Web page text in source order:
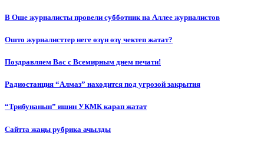
В Оше журналисты провели субботник на Аллее журналистов
Ошто журналисттер неге өзүн өзү чектеп жатат?
Поздравляем Вас с Всемирным днем печати!
Радиостанция “Алмаз” находится под угрозой закрытия
“Трибунанын” ишин УКМК карап жатат
Сайтта жаңы рубрика ачылды